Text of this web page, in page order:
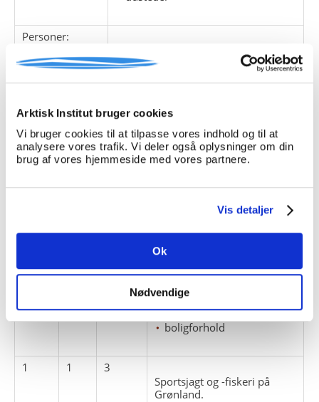
Arktisk Institut bruger cookies
Vi bruger cookies til at tilpasse vores indhold og til at
analysere vores trafik. Vi deler også oplysninger om din
brug af vores hjemmeside med vores partnere.
Vis detaljer
Ok
Nødvendige
Personer:
ARKIVFONDEN INDEHOLDER NEDENSTÅENDE
nr.
nr.
Enheds
nr.
Titel
1
1
/ Ilimanaq.
Claushavn historie indtil
1921
Grønlandske hjem
boligforhold
1 1
3
Sportsjagt og -fiskeri på
Grønland.